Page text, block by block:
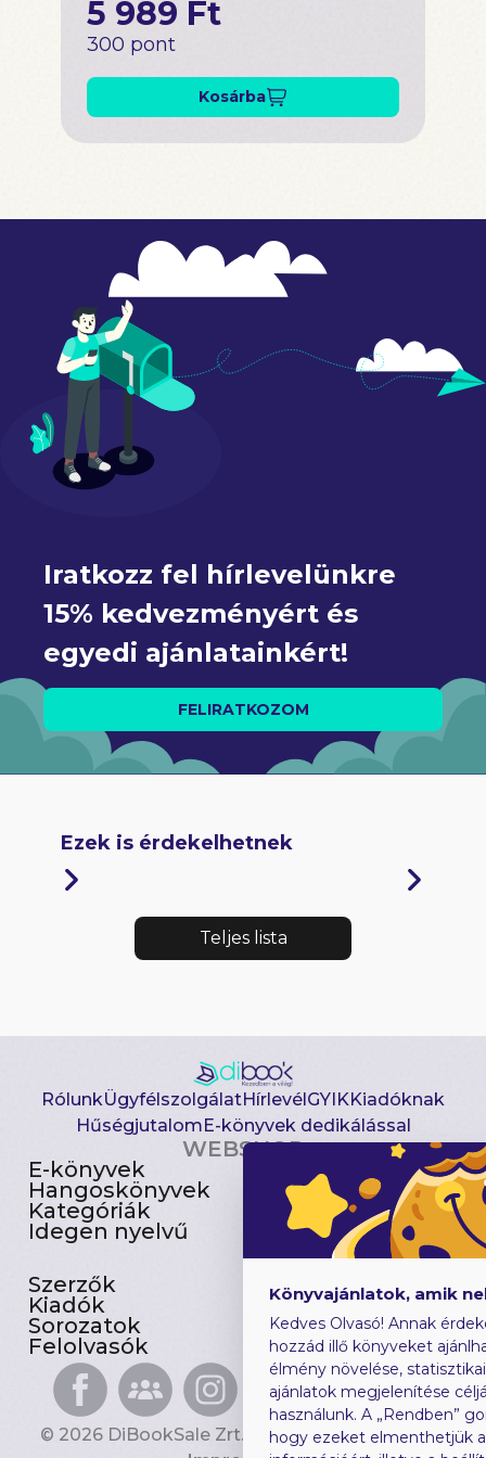
5 989 Ft
300 pont
Kosárba
Iratkozz fel hírlevelünkre
15% kedvezményért és
egyedi ajánlatainkért!
FELIRATKOZOM
Ezek is érdekelhetnek
Teljes lista
RólunkÜgyfélszolgálatHírlevélGYIKKiadóknak
HűségjutalomE-könyvek dedikálással
WEBSHOP
E-könyvek
Hangoskönyvek
Kategóriák
Idegen nyelvű
Csomagajánlatok
Akciósak
Előjegyezhetők
Újdonságok
Szerzők
Kiadók
Sorozatok
Felolvasók
Gyerekkönyvek
Heti toplista
Ajándékutalvány
Blog
© 2026 DiBookSale Zrt. Minden jog fenntartva.
Könyvajánlatok, amik
Kedves Olvasó! Annak
hozzád illő könyveket
élmény növelése,
ajánlatok megjelenítése
használunk. A „Rendben”
hogy ezeket elmenthetjük